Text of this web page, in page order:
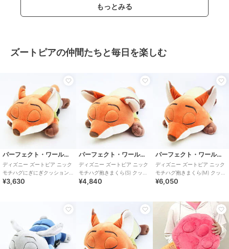
もっとみる
ズートピアの仲間たちと毎日を楽しむ
パーフェクト・ワールド・トーキョー
ディズニー ズートピア ニック
モチハグにぎにぎクッション
ぬいぐるみ 寝具 Disney
¥3,630
パーフェクト・ワールド・トーキョー
ディズニー ズートピア ニック
モチハグ抱きまくら(S) クッシ
ョン ぬいぐるみ 寝具 Disne
¥4,840
パーフェクト・ワールド・トーキョー
ディズニー ズートピア ニック
モチハグ抱きまくら(M) クッシ
ョン ぬいぐるみ 寝具 Disne
¥6,050